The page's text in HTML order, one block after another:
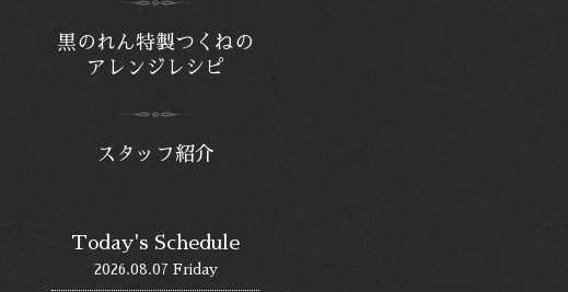
黒のれん特製つくねの
アレンジレシピ
スタッフ紹介
Today's Schedule
2026.08.07 Friday